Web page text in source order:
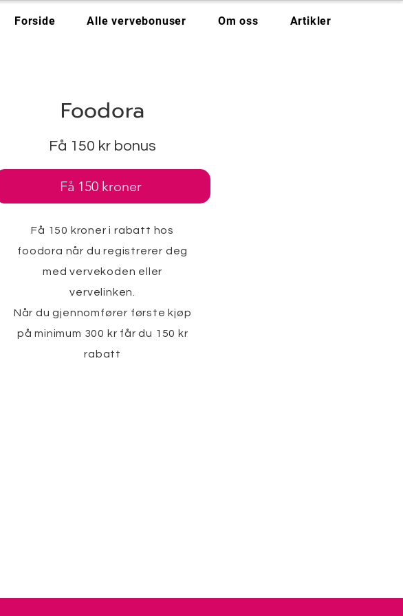
Forside Alle vervebonuser Om oss Artikler
Foodora
Få 150 kr bonus
Få 150 kroner
Få 150 kroner i rabatt hos
foodora når du registrerer deg
med vervekoden eller
vervelinken.
Når du gjennomfører første kjøp
på minimum 300 kr får du 150 kr
rabatt